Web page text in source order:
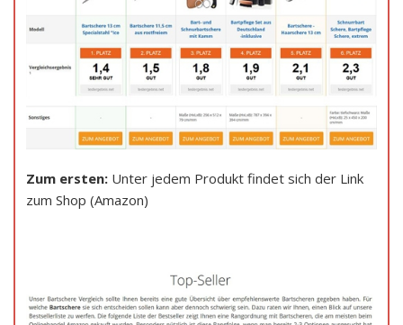
Zum ersten: Unter jedem Produkt findet sich der Link
zum Shop (Amazon)